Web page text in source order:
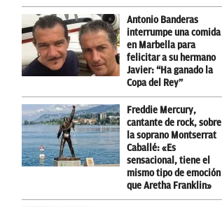
Antonio Banderas
interrumpe una comida
en Marbella para
felicitar a su hermano
Javier: “Ha ganado la
Copa del Rey”
Freddie Mercury,
cantante de rock, sobre
la soprano Montserrat
Caballé: «Es
sensacional, tiene el
mismo tipo de emoción
que Aretha Franklin»